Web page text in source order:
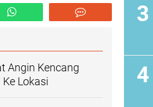
Angin Kencang
Lokasi